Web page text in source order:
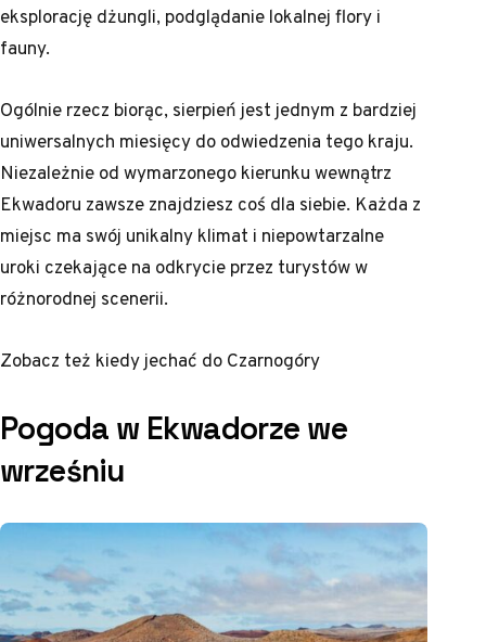
eksplorację dżungli, podglądanie lokalnej flory i
fauny.
Ogólnie rzecz biorąc, sierpień jest jednym z bardziej
uniwersalnych miesięcy do odwiedzenia tego kraju.
Niezależnie od wymarzonego kierunku wewnątrz
Ekwadoru zawsze znajdziesz coś dla siebie. Każda z
miejsc ma swój unikalny klimat i niepowtarzalne
uroki czekające na odkrycie przez turystów w
różnorodnej scenerii.
Zobacz też kiedy jechać do Czarnogóry
Pogoda w Ekwadorze we
wrześniu